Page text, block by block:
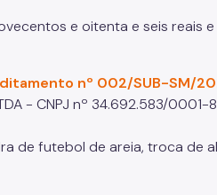
e oitenta e seis reais
nº 002/SUB-SM/
- CNPJ nº 34.692.583/0001-
de futebol de areia, troca de